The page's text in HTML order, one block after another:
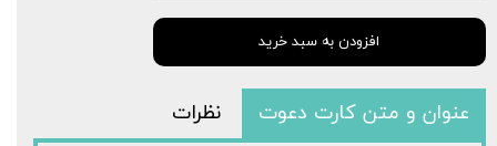
افزودن به سبد خرید
عنوان و متن کارت دعوت نظرات